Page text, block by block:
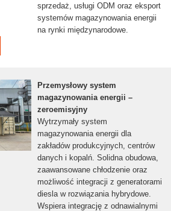
sprzedaż, usługi ODM oraz eksport
systemów magazynowania energii
na rynki międzynarodowe.
Przemysłowy system
magazynowania energii –
zeroemisyjny
Wytrzymały system
magazynowania energii dla
zakładów produkcyjnych, centrów
danych i kopalń. Solidna obudowa,
zaawansowane chłodzenie oraz
możliwość integracji z generatorami
diesla w rozwiązania hybrydowe.
Wspiera integrację z odnawialnymi